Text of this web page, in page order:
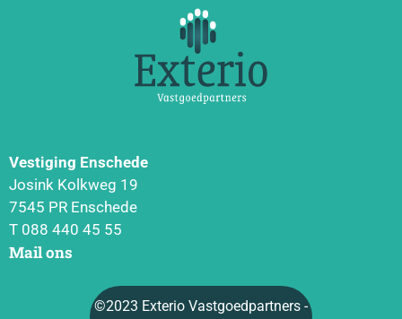
Vestiging Enschede
Josink Kolkweg 19
7545 PR Enschede
T 088 440 45 55
Mail ons
©2023 Exterio Vastgoedpartners -